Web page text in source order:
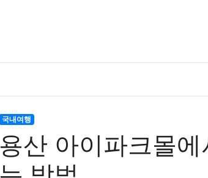
국내여행
용산 아이파크몰